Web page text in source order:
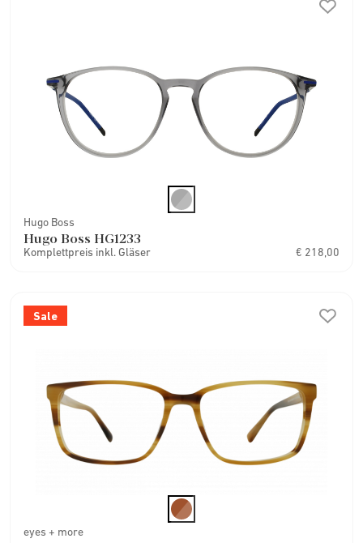
Hugo Boss
Hugo Boss HG1233
Komplettpreis inkl. Gläser € 218,00
Sale
eyes + more